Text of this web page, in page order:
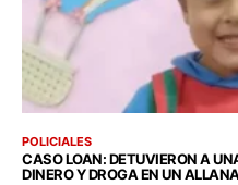
POLICIALES
CASO LOAN: DETUVIERON A
DINERO Y DROGA EN UN